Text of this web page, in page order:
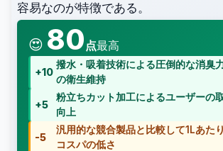
容易なのが特徴である。
😍 80 点最高
+10
撥水・吸着技術による圧倒的な消臭
の衛生維持
+5
粉立ちカット加工によるユーザーの
向上
-5
汎用的な競合製品と比較して1Lあた
コスパの低さ